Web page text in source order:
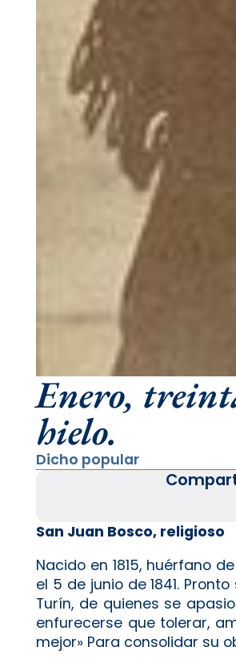
Enero,
hielo.
Dicho popular
San Juan Bosco, religioso
Nacido en 1815, huérfano
el 5 de junio de 1841.
Turín, de quienes se
enfurecerse que tolerar,
mejor» Para consolidar su